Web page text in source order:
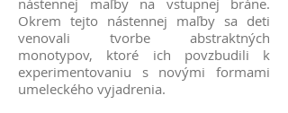
nástennej maľby na vstupnej bráne.
Okrem tejto nástennej maľby sa deti
venovali tvorbe abstraktných
monotypov, ktoré ich povzbudili k
experimentovaniu s novými formami
umeleckého vyjadrenia.